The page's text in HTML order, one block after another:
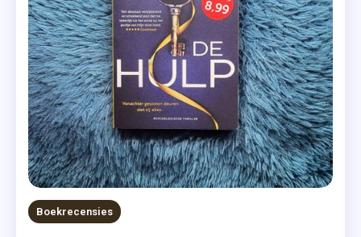
Boekrecensies